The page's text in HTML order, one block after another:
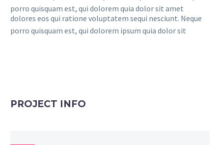
porro quisquam est, qui dolorem quia dolor sit amet
dolores eos qui ratione voluptatem sequi nesciunt. Neque
porro quisquam est, qui dolorem ipsum quia dolor sit
PROJECT INFO